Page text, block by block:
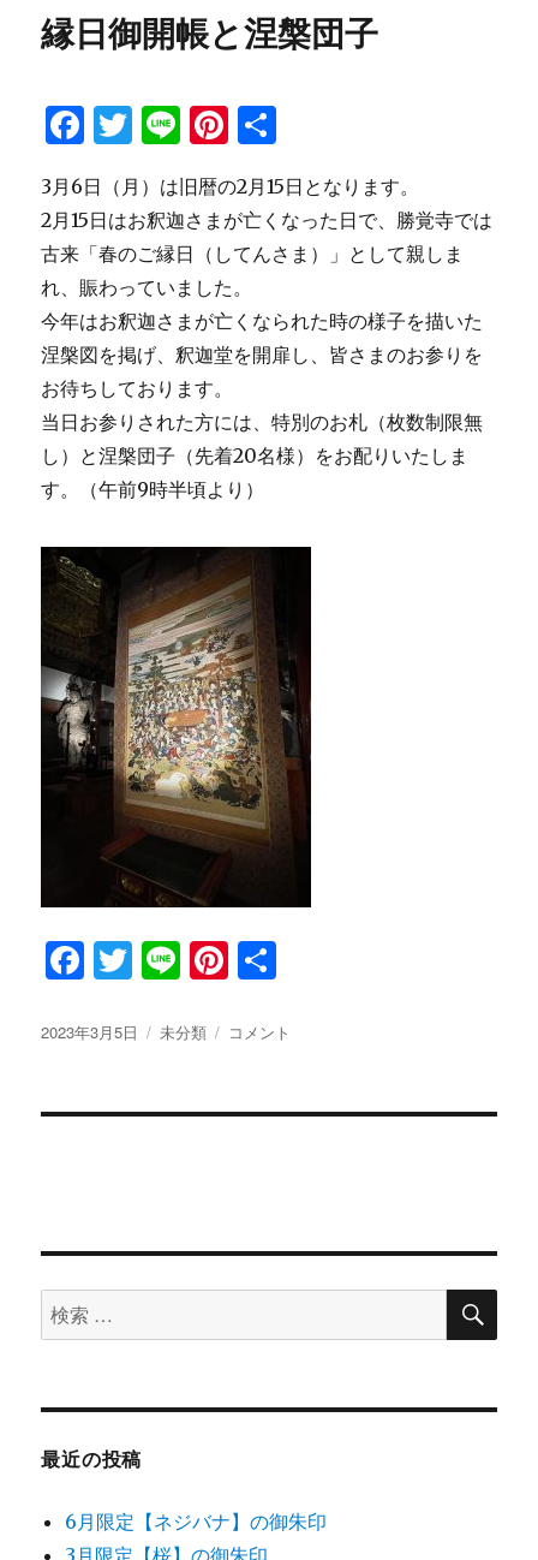
o
o
k
【桜
の
朱
詣
に
縁日御開帳と涅槃団子
F
c
e
b
o
o
k
T
it
te
r
Li
e
Pi
te
re
st
3月6日（月）は旧暦の2月15日となります。
2月15日はお釈迦さまが亡くなった日で、勝覚寺では
古来「春のご縁日（してんさま）」として親しま
れ、賑わっていました。
今年はお釈迦さまが亡くなられた時の様子を描いた
涅槃図を掲げ、釈迦堂を開扉し、皆さまのお参りを
お待ちしております。
当日お参りされた方には、特別のお札（枚数制限無
し）と涅槃団子（先着20名様）をお配りいたしま
す。（午前9時半頃より）
F
c
b
T
it
r
Li
e
Pi
te
st
投
2023年3月5日
カ
リ
未分類
縁
開
子
に
コメント
検
索
象:
検
最近の投稿
6月限定【ネジバナ】の御朱印
3月限定【桜】の御朱印